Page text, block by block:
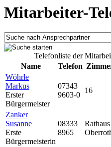
Mitarbeiter-
Telefonliste der
Name
Telefon
Wöhrle
Markus
Erster
Bürgermeister
07343
9603-0
16
Zanker
Susanne
Erste
Bürgermeisterin
08333
8965
Rathaus